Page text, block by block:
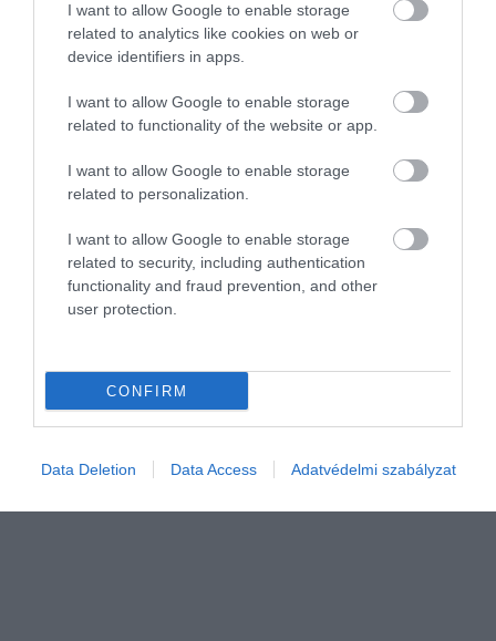
I want to allow Google to enable storage
related to analytics like cookies on web or
device identifiers in apps.
I want to allow Google to enable storage
related to functionality of the website or app.
I want to allow Google to enable storage
related to personalization.
I want to allow Google to enable storage
related to security, including authentication
functionality and fraud prevention, and other
user protection.
CONFIRM
Data Deletion Data Access Adatvédelmi szabályzat
FIZETÉS
Sokkoló adat: ennyivel keresnek kevesebbet a nők
az EU-ban
Az Eurostat legújabb adatai szerint az Európai Unióban dolgozó
nők óránkénti bruttó bére 11,1 százalékkal alacsonyabb a